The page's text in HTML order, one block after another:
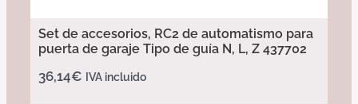
Set de accesorios, RC2 de automatismo para
puerta de garaje Tipo de guía N, L, Z 437702
36,14€ IVA incluido